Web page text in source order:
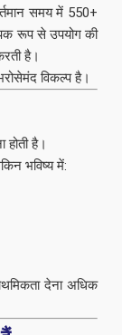
समय में 550+
रूप से उपयोग की
है।
विकल्प है।
है।
भविष्य में:
देना अधिक